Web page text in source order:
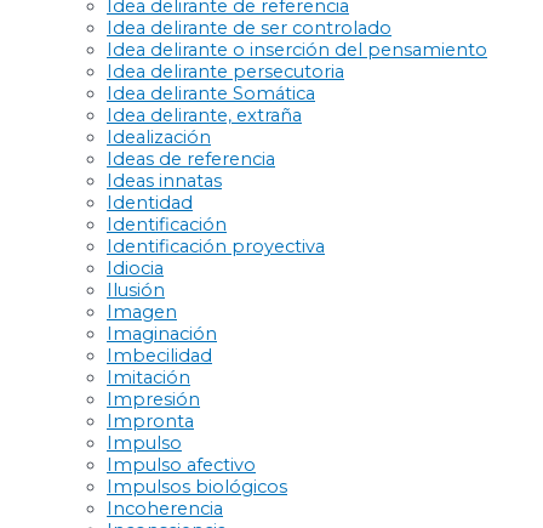
Idea delirante de referencia
Idea delirante de ser controlado
Idea delirante o inserción del pensamiento
Idea delirante persecutoria
Idea delirante Somática
Idea delirante, extraña
Idealización
Ideas de referencia
Ideas innatas
Identidad
Identificación
Identificación proyectiva
Idiocia
Ilusión
Imagen
Imaginación
Imbecilidad
Imitación
Impresión
Impronta
Impulso
Impulso afectivo
Impulsos biológicos
Incoherencia